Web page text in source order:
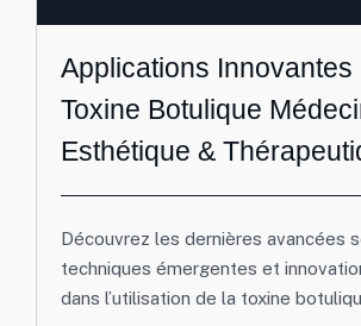
Applications Innovantes
Toxine Botulique
Esthétique &
Découvrez les dernières avancées
techniques émergentes et
dans l’utilisation de la toxine